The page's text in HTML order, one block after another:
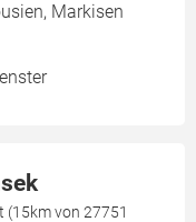
Markisen
(15km von 27751